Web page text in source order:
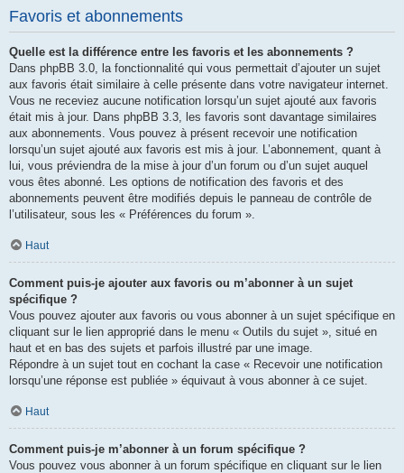
Favoris et abonnements
Quelle est la différence entre les favoris et les abonnements ?
Dans phpBB 3.0, la fonctionnalité qui vous permettait d’ajouter un sujet
aux favoris était similaire à celle présente dans votre navigateur internet.
Vous ne receviez aucune notification lorsqu’un sujet ajouté aux favoris
était mis à jour. Dans phpBB 3.3, les favoris sont davantage similaires
aux abonnements. Vous pouvez à présent recevoir une notification
lorsqu’un sujet ajouté aux favoris est mis à jour. L’abonnement, quant à
lui, vous préviendra de la mise à jour d’un forum ou d’un sujet auquel
vous êtes abonné. Les options de notification des favoris et des
abonnements peuvent être modifiés depuis le panneau de contrôle de
l’utilisateur, sous les « Préférences du forum ».
Haut
Comment puis-je ajouter aux favoris ou m’abonner à un sujet
spécifique ?
Vous pouvez ajouter aux favoris ou vous abonner à un sujet spécifique en
cliquant sur le lien approprié dans le menu « Outils du sujet », situé en
haut et en bas des sujets et parfois illustré par une image.
Répondre à un sujet tout en cochant la case « Recevoir une notification
lorsqu’une réponse est publiée » équivaut à vous abonner à ce sujet.
Haut
Comment puis-je m’abonner à un forum spécifique ?
Vous pouvez vous abonner à un forum spécifique en cliquant sur le lien